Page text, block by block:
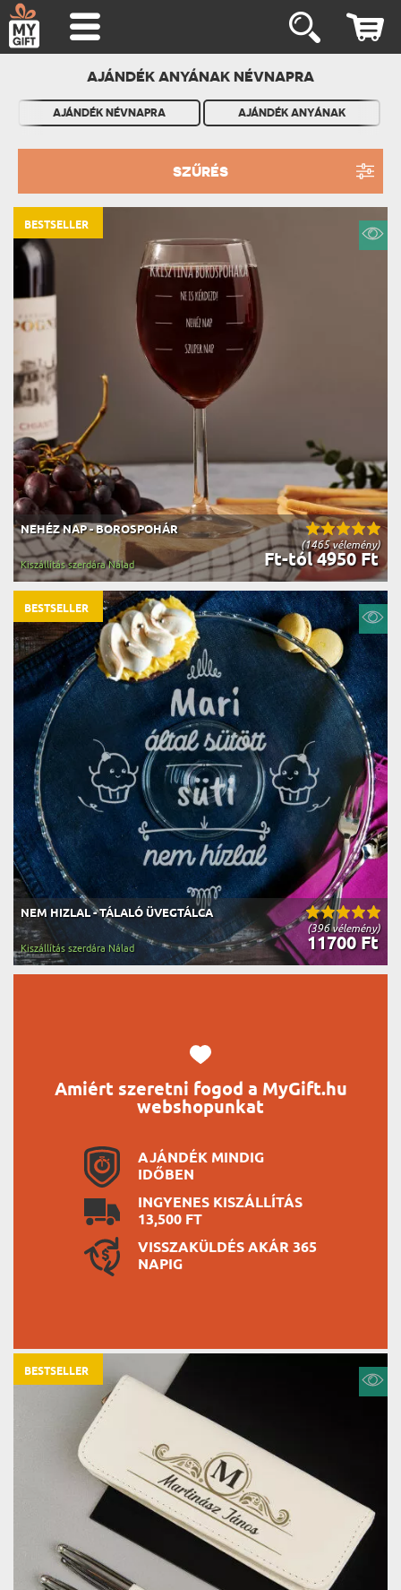
AJÁNDÉK ANYÁNAK NÉVNAPRA
AJÁNDÉK NÉVNAPRA AJÁNDÉK ANYÁNAK
SZŰRÉS
(1465 vélemény)
NEHÉZ NAP - BOROSPOHÁR
Ft-tól 4950 Ft
Kiszállítás szerdára Nálad
BESTSELLER
(396 vélemény)
NEM HIZLAL - TÁLALÓ ÜVEGTÁLCA
11700 Ft
Kiszállítás szerdára Nálad
BESTSELLER
Amiért szeretni fogod a MyGift.hu
webshopunkat
AJÁNDÉK MINDIG
IDŐBEN
INGYENES KISZÁLLÍTÁS
13,500 FT
VISSZAKÜLDÉS AKÁR 365
NAPIG
BESTSELLER